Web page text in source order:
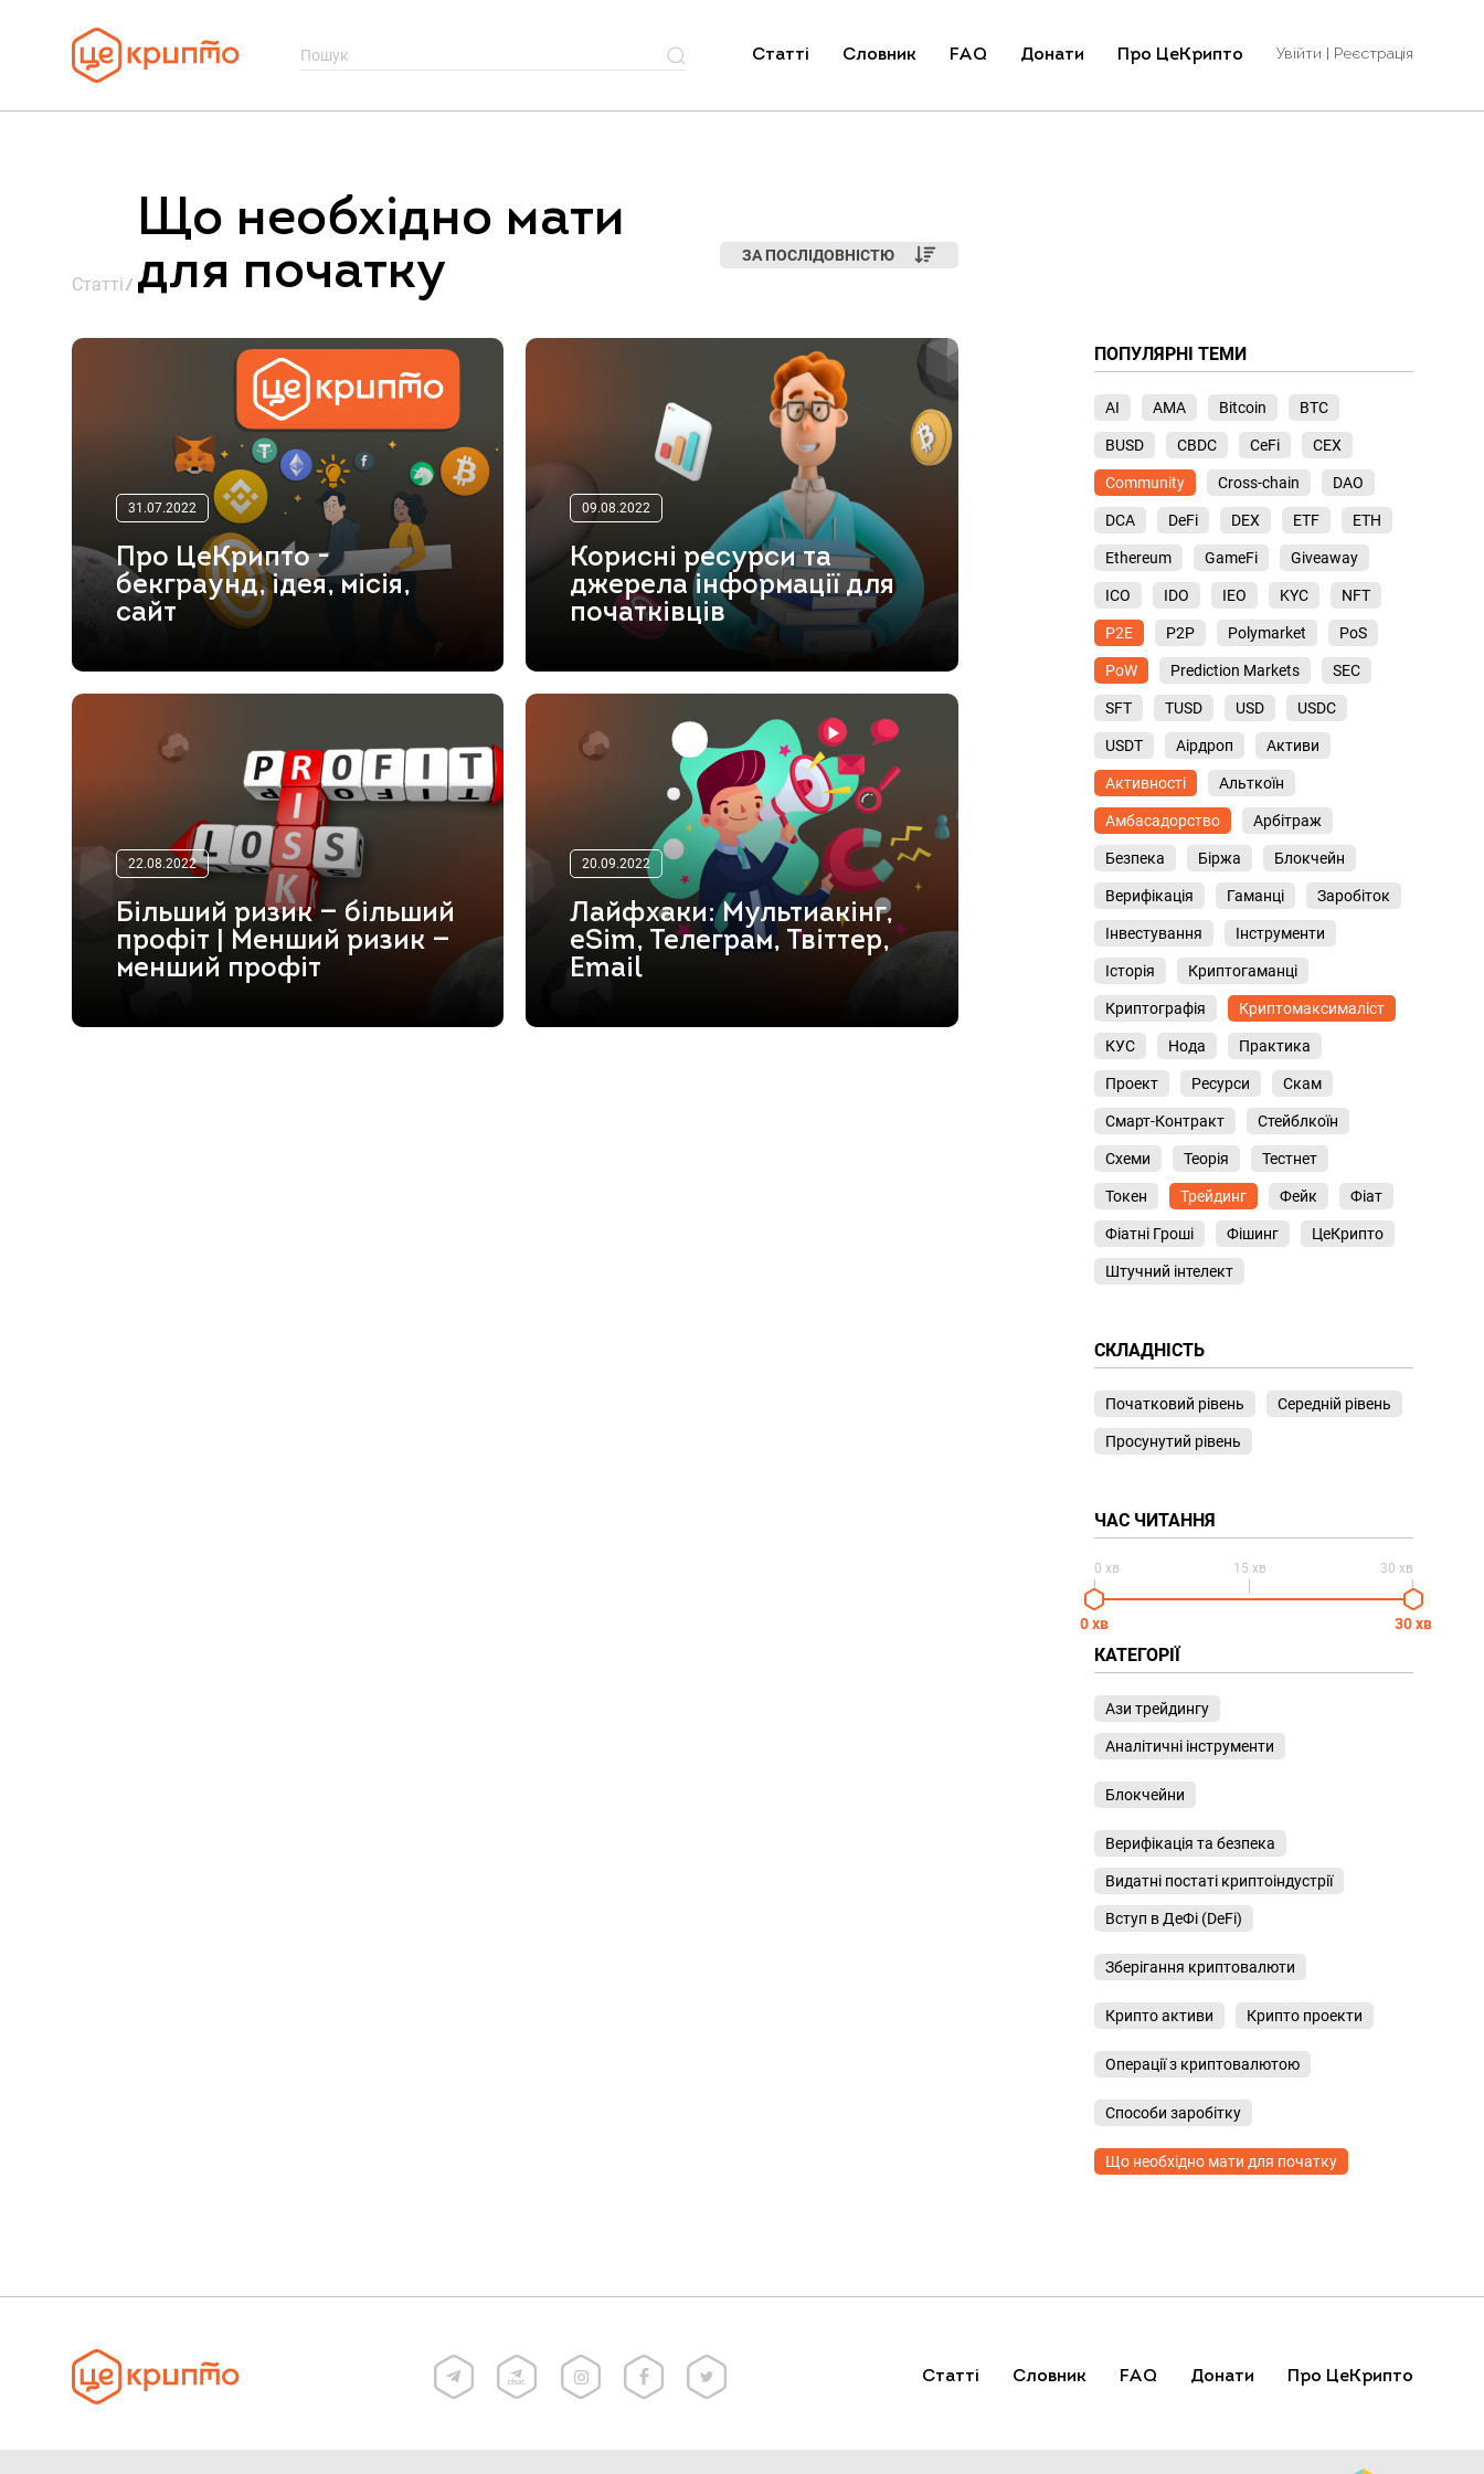
Статті Словник FAQ Донати Про ЦеКрипто Увійти | Реєстрація
Статті
Що необхідно мати
для початку
ЗА ПОСЛІДОВНІСТЮ
31.07.2022
Про ЦеКрипто -
бекграунд, ідея, місія,
сайт
09.08.2022
Корисні ресурси та
джерела інформації для
початківців
22.08.2022
Більший ризик — більший
профіт | Менший ризик —
менший профіт
20.09.2022
Лайфхаки: Мультиакінг,
eSim, Телеграм, Твіттер,
Email
ПОПУЛЯРНІ ТЕМИ
AI AMA Bitcoin BTC
BUSD CBDC CeFi CEX
Community Cross-chain DAO
DCA DeFi DEX ETF ETH
Ethereum GameFi Giveaway
ICO IDO IEO KYC NFT
P2E P2P Polymarket PoS
PoW Prediction Markets SEC
SFT TUSD USD USDC
USDT Аірдроп Активи
Активності Альткоїн
Амбасадорство Арбітраж
Безпека Біржа Блокчейн
Верифікація Гаманці Заробіток
Інвестування Інструменти
Історія Криптогаманці
Криптографія Криптомаксималіст
КУС Нода Практика
Проект Ресурси Скам
Смарт-Контракт Стейблкоїн
Схеми Теорія Тестнет
Токен Трейдинг Фейк Фіат
Фіатні Гроші Фішинг ЦеКрипто
Штучний інтелект
СКЛАДНІСТЬ
Початковий рівень Середній рівень
Просунутий рівень
ЧАС ЧИТАННЯ
0 хв 15 хв 30 хв
0 хв 30 хв
КАТЕГОРІЇ
Ази трейдингу
Аналітичні інструменти
Блокчейни
Верифікація та безпека
Видатні постаті криптоіндустрії
Вступ в ДеФі (DeFi)
Зберігання криптовалюти
Крипто активи Крипто проекти
Операції з криптовалютою
Способи заробітку
Що необхідно мати для початку
Статті Словник FAQ Донати Про ЦеКрипто